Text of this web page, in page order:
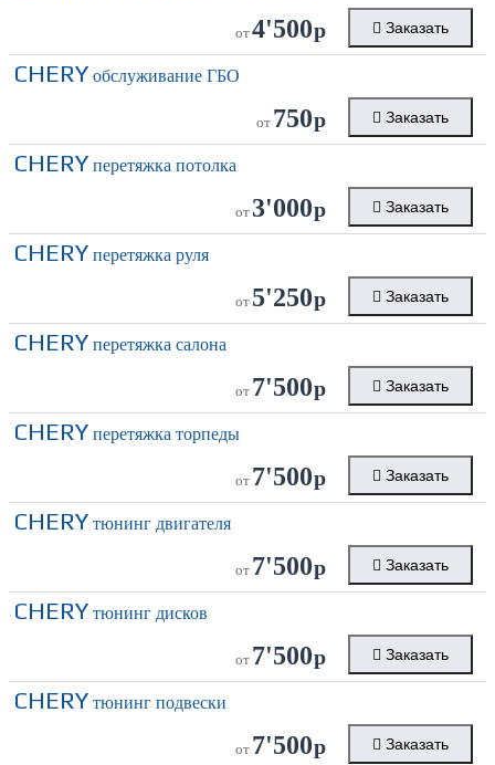
от4'500р Заказать
CHERY обслуживание ГБО
от 750р Заказать
CHERY перетяжка потолка
от 3'000р Заказать
CHERY перетяжка руля
от 5'250р Заказать
CHERY перетяжка салона
от 7'500р Заказать
CHERY перетяжка торпеды
от 7'500р Заказать
CHERY тюнинг двигателя
от 7'500р Заказать
CHERY тюнинг дисков
от 7'500р Заказать
CHERY тюнинг подвески
от 7'500р Заказать